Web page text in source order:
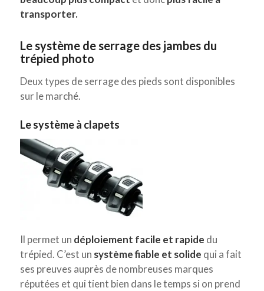
transporter.
Le système de serrage des jambes du
trépied photo
Deux types de serrage des pieds sont disponibles
sur le marché.
Le système à clapets
Il permet un déploiement facile et rapide du
trépied. C’est un système fiable et solide qui a fait
ses preuves auprès de nombreuses marques
réputées et qui tient bien dans le temps si on prend